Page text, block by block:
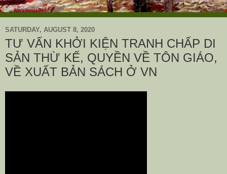
SATURDAY, AUGUST 8, 2020
TƯ VẤN KHỞI KIỆN TRANH CHẤP DI
SẢN THỪ KẾ, QUYỀN VỀ TÔN GIÁO,
VỀ XUẤT BẢN SÁCH Ở VN